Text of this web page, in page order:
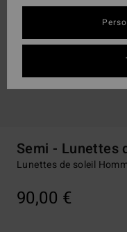
Semi - Lunettes
Lunettes de soleil
90,00 €